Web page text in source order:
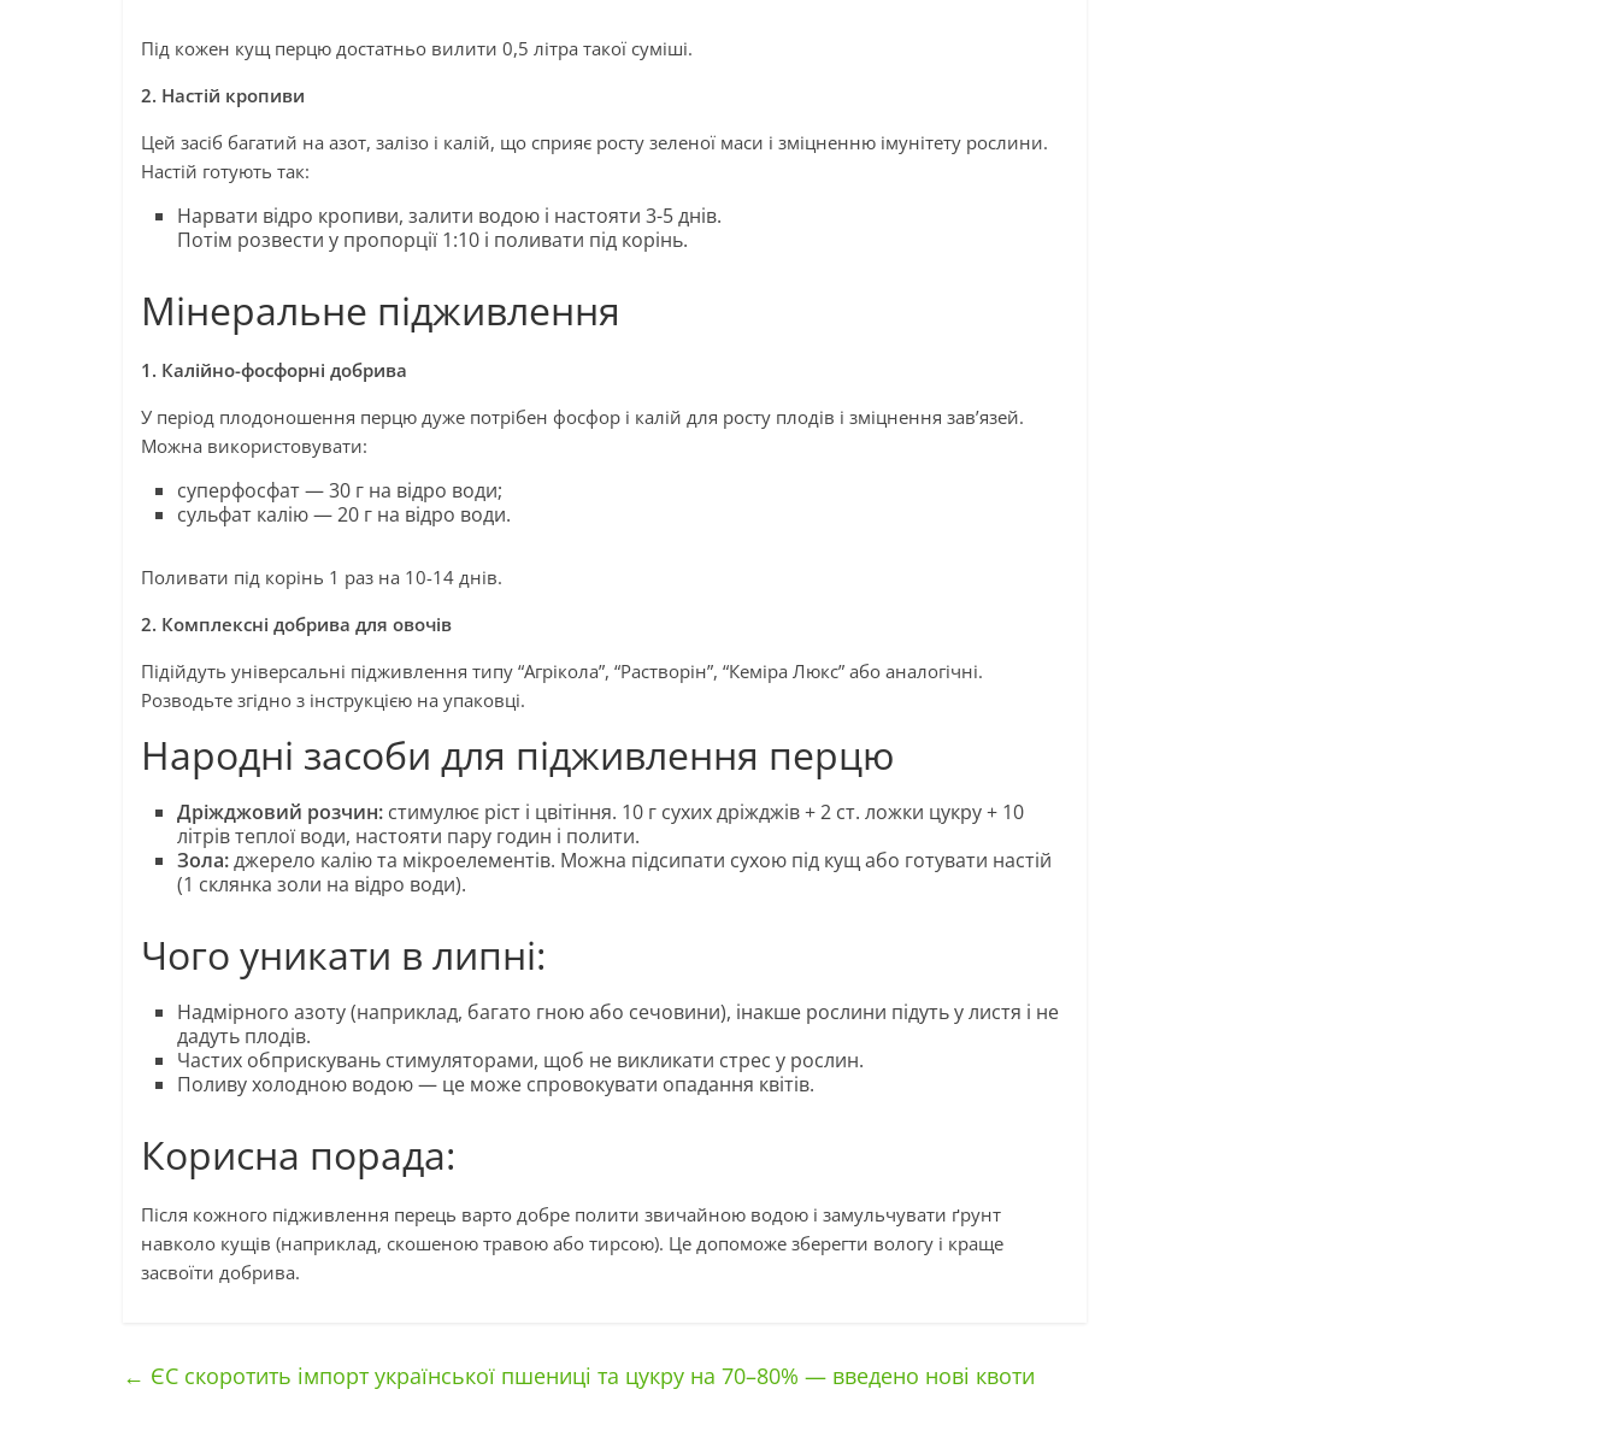
Під кожен кущ перцю достатньо вилити 0,5 літра такої суміші.
2. Настій кропиви
Цей засіб багатий на азот, залізо і калій, що сприяє росту зеленої маси і зміцненню імунітету рослини.
Настій готують так:
Нарвати відро кропиви, залити водою і настояти 3-5 днів.
Потім розвести у пропорції 1:10 і поливати під корінь.
Мінеральне підживлення
1. Калійно-фосфорні добрива
У період плодоношення перцю дуже потрібен фосфор і калій для росту плодів і зміцнення зав’язей.
Можна використовувати:
суперфосфат — 30 г на відро води;
сульфат калію — 20 г на відро води.
Поливати під корінь 1 раз на 10-14 днів.
2. Комплексні добрива для овочів
Підійдуть універсальні підживлення типу “Агрікола”, “Растворін”, “Кеміра Люкс” або аналогічні.
Розводьте згідно з інструкцією на упаковці.
Народні засоби для підживлення перцю
Дріжджовий розчин: стимулює ріст і цвітіння. 10 г сухих дріжджів + 2 ст. ложки цукру + 10
літрів теплої води, настояти пару годин і полити.
Зола:джерело калію та мікроелементів. Можна підсипати сухою під кущ або готувати настій
(1 склянка золи на відро води).
Чого уникати в липні:
Надмірного азоту (наприклад, багато гною або сечовини), інакше рослини підуть у листя і не
дадуть плодів.
Частих обприскувань стимуляторами, щоб не викликати стрес у рослин.
Поливу холодною водою — це може спровокувати опадання квітів.
Корисна порада:
Після кожного підживлення перець варто добре полити звичайною водою і замульчувати ґрунт
навколо кущів (наприклад, скошеною травою або тирсою). Це допоможе зберегти вологу і краще
засвоїти добрива.
← ЄС скоротить імпорт української пшениці та цукру на 70–80% — введено нові квоти